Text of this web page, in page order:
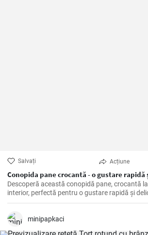
Salvați Acțiune
Conopida pane crocantă - o gustare rapidă
Descoperă această conopidă pane, crocantă
interior, perfectă pentru o gustare rapidă și
minipapkaci